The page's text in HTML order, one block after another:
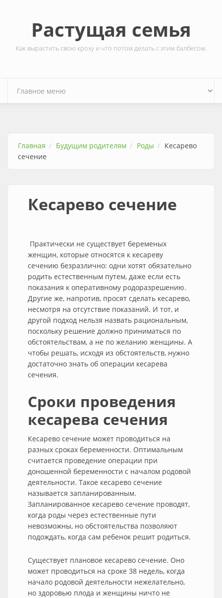
Растущая семья
Как вырастить свою кроху и что потом делать с этим балбесом.
Главная Будущим родителям Роды
Кесарево
сечение
Кесарево сечение
Практически не существует беременых
женщин, которые относятся к кесареву
сечению безразлично: одни хотят обязательно
родить естественным путем, даже если есть
показания к оперативному родоразрешению.
Другие же, напротив, просят сделать кесарево,
несмотря на отсутствие показаний. И тот, и
другой подход нельзя назвать рациональным,
поскольку решение должно приниматься по
обстоятельствам, а не по желанию женщины. А
чтобы решать, исходя из обстоятельств, нужно
достаточно знать об операции кесарева
сечения.
Сроки проведения
кесарева сечения
Кесарево сечение может проводиться на
разных сроках беременности. Оптимальным
считается проведение операции при
доношенной беременности с началом родовой
деятельности. Такое кесарево сечение
называется запланированным.
Запланированное кесарево сечение проводят,
когда роды через естественные пути
невозможны, но обстоятельства позволяют
подождать, когда сам ребенок решит родиться.
Существует плановое кесарево сечение. Оно
может проводиться на сроке 38 недель, когда
начало родовой деятельности нежелательно,
но здоровью плода и женщины ничто не